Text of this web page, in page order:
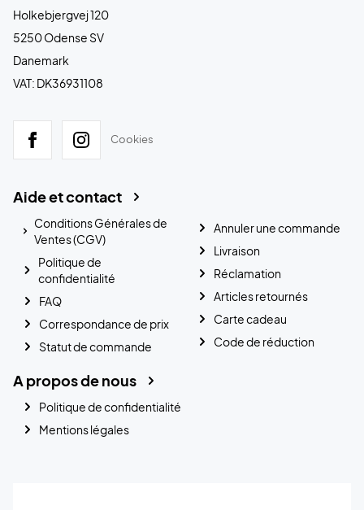
Holkebjergvej 120
5250 Odense SV
Danemark
VAT: DK36931108
Cookies
Aide et contact
Conditions Générales de
Ventes (CGV)
Politique de
confidentialité
FAQ
Correspondance de prix
Statut de commande
Annuler une commande
Livraison
Réclamation
Articles retournés
Carte cadeau
Code de réduction
A propos de nous
Politique de confidentialité
Mentions légales